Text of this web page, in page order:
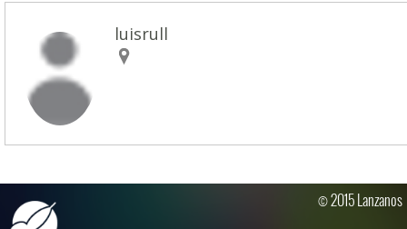
luisrull
© 2015 Lanzanos